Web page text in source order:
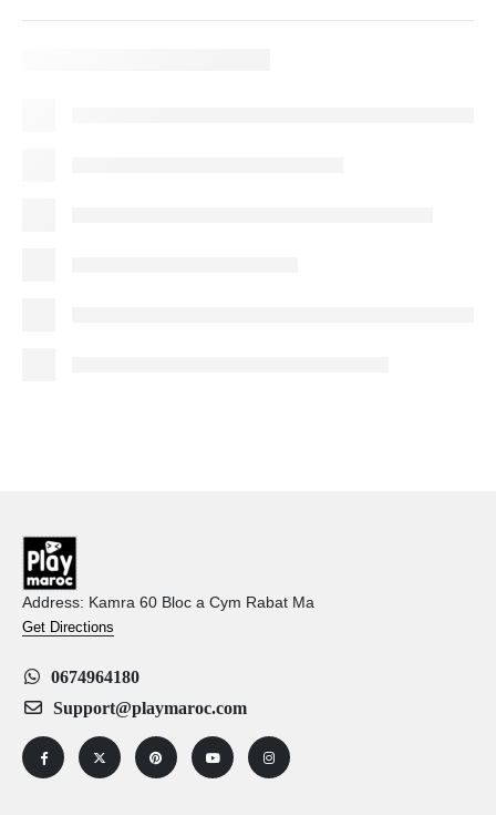
Address: Kamra 60 Bloc a Cym Rabat Ma
Get Directions
0674964180
Support@playmaroc.com